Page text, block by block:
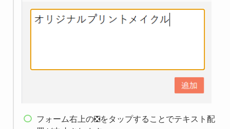
フォーム右上の❎をタップすることでテキスト配